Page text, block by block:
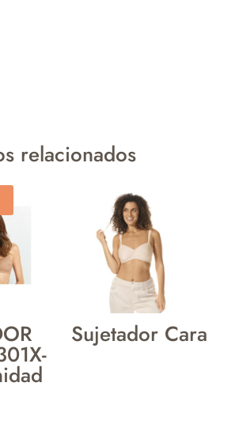
relacionados
Sujetador Cara